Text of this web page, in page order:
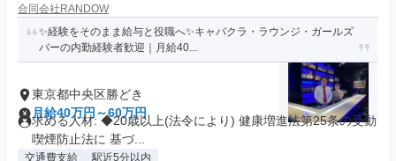
合同会社RANDOW
✨経験をそのまま給与と役職へ✨キャバクラ・ラウンジ・ガールズ
バーの内勤経験者歓迎｜月給40...
東京都中央区勝どき
月給40万円～60万円
求める人材: ◆20歳以上(法令により) 健康増進法第25条の受動
喫煙防止法に 基づ...
交通費支給 駅近5分以内